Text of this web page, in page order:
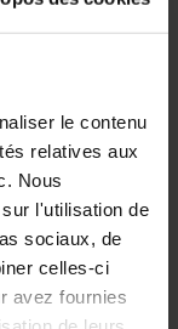
le contenu
relatives aux
Nous
l'utilisation de
sociaux, de
celles-ci
avez fournies
6-
parJohn Doe